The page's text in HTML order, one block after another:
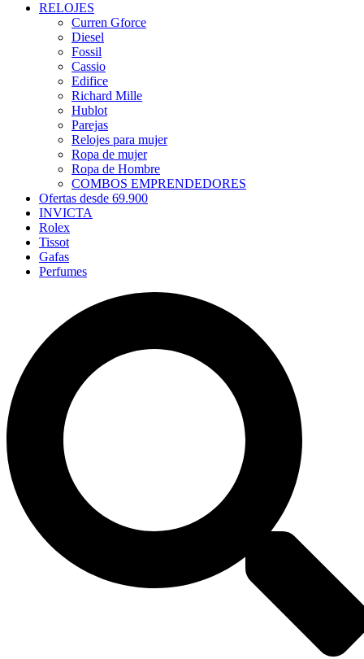
RELOJES
Curren Gforce
Diesel
Fossil
Cassio
Edifice
Richard Mille
Hublot
Parejas
Relojes para mujer
Ropa de mujer
Ropa de Hombre
COMBOS EMPRENDEDORES
Ofertas desde 69.900
INVICTA
Rolex
Tissot
Gafas
Perfumes